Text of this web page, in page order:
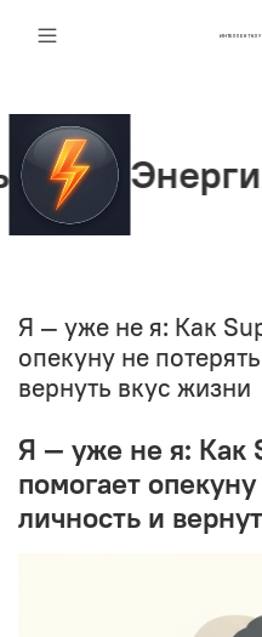
ИНТЕЛЛЕКТ
Энергия и
Я — уже не я: Как
опекуну не
вернуть вкус жизни
Я — уже не я: Как
помогает
личность и